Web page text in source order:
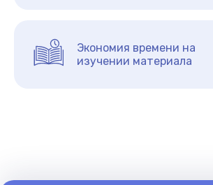
Экономия времени на
изучении материала